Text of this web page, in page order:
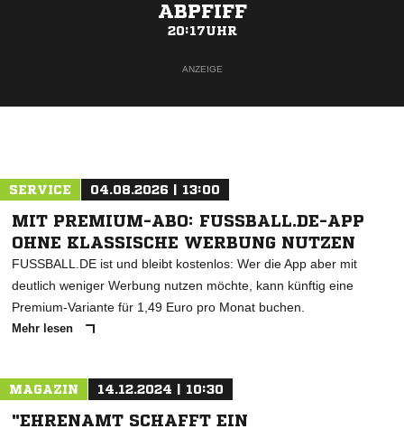
ABPFIFF
20:17UHR
ANZEIGE
SERVICE 04.08.2026 | 13:00
MIT PREMIUM-ABO: FUSSBALL.DE-APP
OHNE KLASSISCHE WERBUNG NUTZEN
FUSSBALL.DE ist und bleibt kostenlos: Wer die App aber mit
deutlich weniger Werbung nutzen möchte, kann künftig eine
Premium-Variante für 1,49 Euro pro Monat buchen.
Mehr lesen
MAGAZIN 14.12.2024 | 10:30
"EHRENAMT SCHAFFT EIN